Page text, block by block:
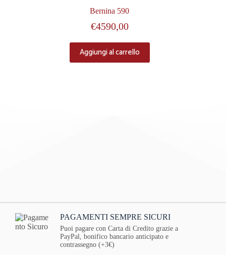
Bernina 590
€4590,00
Aggiungi al carrello
PAGAMENTI SEMPRE SICURI
Puoi pagare con Carta di Credito grazie a
PayPal, bonifico bancario anticipato e
contrassegno (+3€)